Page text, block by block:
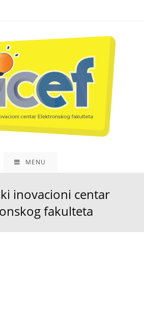
MENU
inovacioni centar
fakulteta